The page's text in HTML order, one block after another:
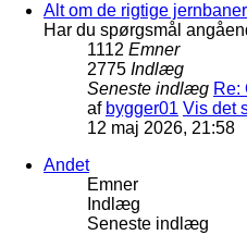
Alt om de rigtige jernbaner
Har du spørgsmål
1112 Emner
2775 Indlæg
Seneste indlæg Re:
af bygger01 Vis det
12 maj 2026, 21:58
Andet
Emner
Indlæg
Seneste indlæg